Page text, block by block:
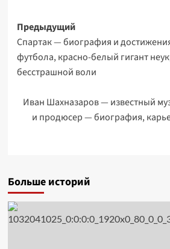
Навигация
записи
Предыдущий
Спартак — биография и
футбола, красно-белый гигант
бесстрашной воли
Иван Шахназаров — известный
и продюсер — биография,
Больше историй